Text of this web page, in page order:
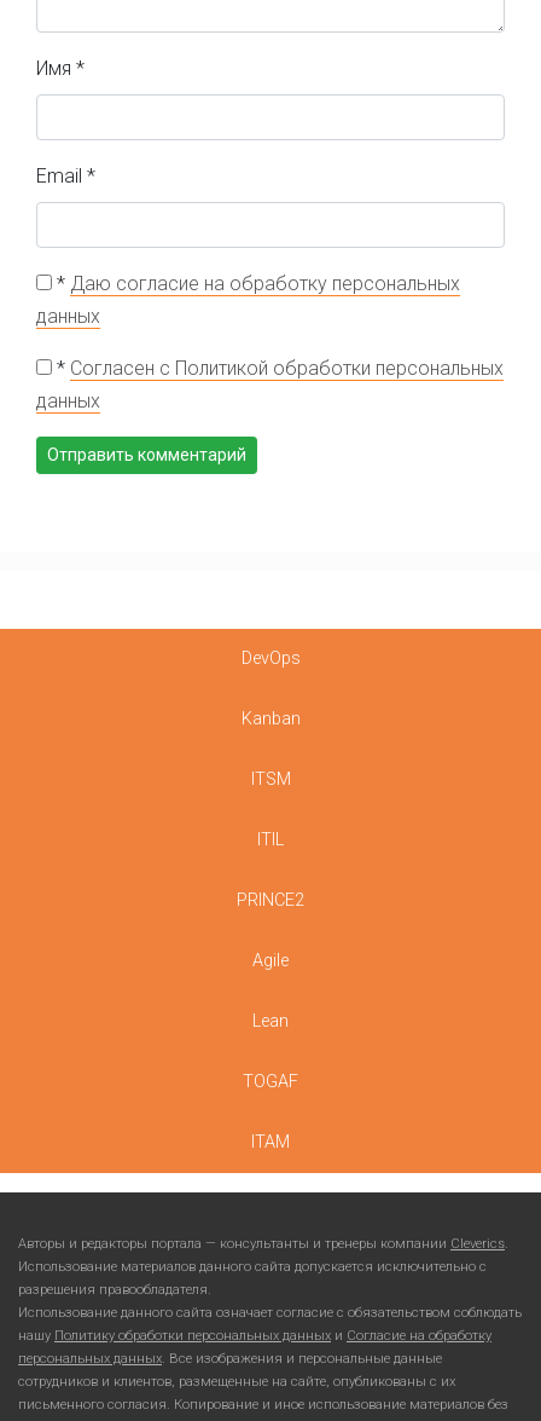
Имя *
Email *
* Даю согласие на обработку персональных
данных
* Согласен с Политикой обработки персональных
данных
DevOps
Kanban
ITSM
ITIL
PRINCE2
Agile
Lean
TOGAF
ITAM
Авторы и редакторы портала — консультанты и тренеры компании Cleverics.
Использование материалов данного сайта допускается исключительно с
разрешения правообладателя.
Использование данного сайта означает согласие с обязательством соблюдать
нашу Политику обработки персональных данных и Согласие на обработку
персональных данных. Все изображения и персональные данные
сотрудников и клиентов, размещенные на сайте, опубликованы с их
письменного согласия. Копирование и иное использование материалов без